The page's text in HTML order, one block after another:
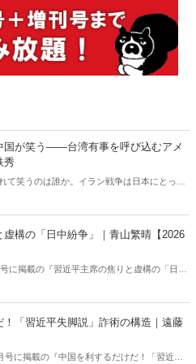
国が笑う――台湾有事を呼び込むアメ
秀
て笑うのは誰か。イラン戦争は日本にとって
虚構の「日中紛争」｜青山繁晴【2026
に掲載の『習近平主席の焦りと虚構の「日中
！「習近平失脚説」詐術の構造｜遠藤
号に掲載の『中国を利するだけだ！「習近平